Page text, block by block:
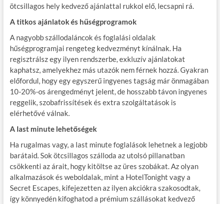
ötcsillagos hely kedvező ajánlattal rukkol elő, lecsapni rá.
A titkos ajánlatok és hűségprogramok
A nagyobb szállodaláncok és foglalási oldalak
hűségprogramjai rengeteg kedvezményt kínálnak. Ha
regisztrálsz egy ilyen rendszerbe, exkluzív ajánlatokat
kaphatsz, amelyekhez más utazók nem férnek hozzá. Gyakran
előfordul, hogy egy egyszerű ingyenes tagság már önmagában
10-20%-os árengedményt jelent, de hosszabb távon ingyenes
reggelik, szobafrissítések és extra szolgáltatások is
elérhetővé válnak.
A last minute lehetőségek
Ha rugalmas vagy, a last minute foglalások lehetnek a legjobb
barátaid. Sok ötcsillagos szálloda az utolsó pillanatban
csökkenti az árait, hogy kitöltse az üres szobákat. Az olyan
alkalmazások és weboldalak, mint a HotelTonight vagy a
Secret Escapes, kifejezetten az ilyen akciókra szakosodtak,
így könnyedén kifoghatod a prémium szállásokat kedvező